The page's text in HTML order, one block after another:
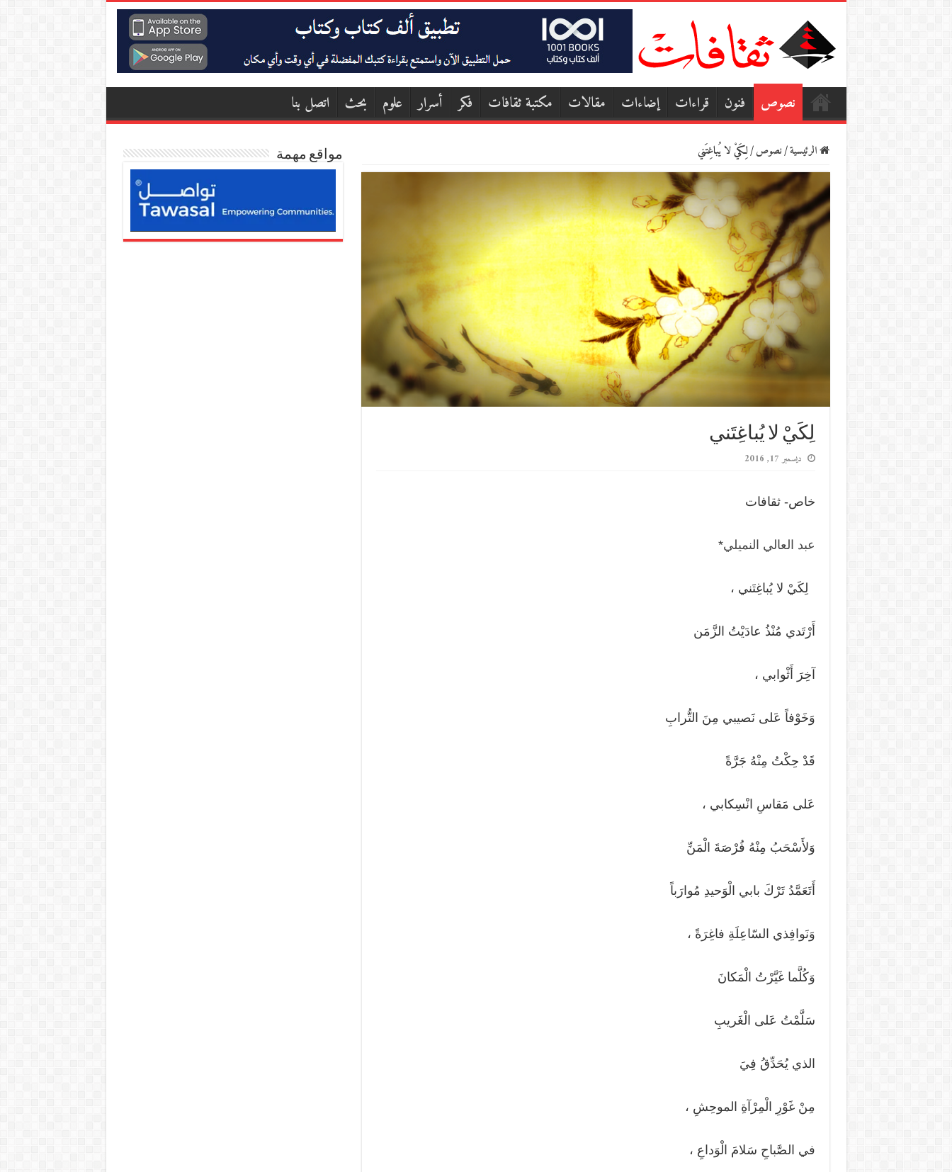
نصوص فنون قراءات إضاءات مقالات مكتبة ثقافات فكر أسرار علوم بحث اتصل بنا
الرئيسية/نصوص/لِكَيْ لا يُباغِتَني
لِكَيْ لا يُباغِتَني
ديسمبر 17, 2016
خاص- ثقافات
عبد العالي النميلي*
لِكَيْ لا يُباغِتَني ،
أَرْتَدي مُنْذُ عادَيْتُ الزَّمَن
آخِرَ أَثْوابي ،
وَخَوْفاً عَلى نَصيبي مِنَ التُّرابِ
قَدْ حِكْتُ مِنْهُ جَرَّةً
عَلى مَقاسِ انْسِكابي ،
وَلأَسْحَبُ مِنْهُ فُرْصَةَ الْمَنِّ
أَتَعَمَّدُ تَرْكَ بابي الْوَحيدِ مُوارَباً
وَنَوافِذي السّاعِلَةِ فاغِرَةً ،
وَكُلَّما غَيَّرْتُ الْمَكانَ
سَلَّمْتُ عَلى الْغَريبِ
الذي يُحَدِّقُ فِيَ
مِنْ غَوْرِ الْمِرْآةِ الموحِشِ ،
في الصَّباحِ سَلامَ الْوَداعِ ،
مواقع مهمة